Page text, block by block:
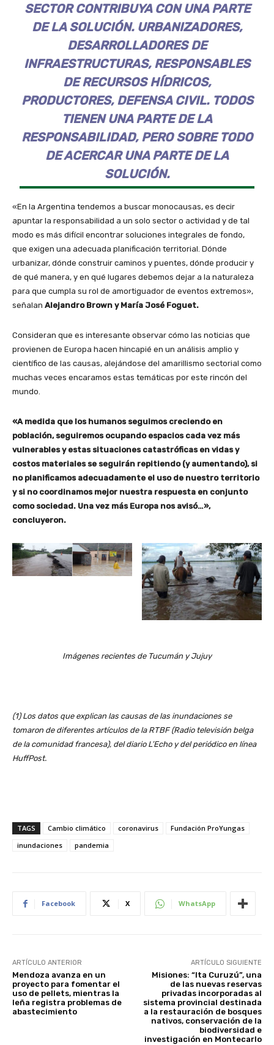
SECTOR CONTRIBUYA CON UNA PARTE
DE LA SOLUCIÓN. URBANIZADORES,
DESARROLLADORES DE
INFRAESTRUCTURAS, RESPONSABLES
DE RECURSOS HÍDRICOS,
PRODUCTORES, DEFENSA CIVIL. TODOS
TIENEN UNA PARTE DE LA
RESPONSABILIDAD, PERO SOBRE TODO
DE ACERCAR UNA PARTE DE LA
SOLUCIÓN.
«En la Argentina tendemos a buscar monocausas, es decir
apuntar la responsabilidad a un solo sector o actividad y de tal
modo es más difícil encontrar soluciones integrales de fondo,
que exigen una adecuada planificación territorial. Dónde
urbanizar, dónde construir caminos y puentes, dónde producir y
de qué manera, y en qué lugares debemos dejar a la naturaleza
para que cumpla su rol de amortiguador de eventos extremos»,
señalan Alejandro Brown y María José Foguet.
Consideran que es interesante observar cómo las noticias que
provienen de Europa hacen hincapié en un análisis amplio y
científico de las causas, alejándose del amarillismo sectorial como
muchas veces encaramos estas temáticas por este rincón del
mundo.
«A medida que los humanos seguimos creciendo en
población, seguiremos ocupando espacios cada vez más
vulnerables y estas situaciones catastróficas en vidas y
costos materiales se seguirán repitiendo (y aumentando), si
no planificamos adecuadamente el uso de nuestro territorio
y si no coordinamos mejor nuestra respuesta en conjunto
como sociedad. Una vez más Europa nos avisó…»,
concluyeron.
Imágenes recientes de Tucumán y Jujuy
(1) Los datos que explican las causas de las inundaciones se
tomaron de diferentes artículos de la RTBF (Radio televisión belga
de la comunidad francesa), del diario L’Echo y del periódico en línea
HuffPost.
TAGS Cambio climático coronavirus
Fundación ProYungas
inundaciones
pandemia
Facebook X WhatsApp
ARTÍCULO ANTERIOR
Mendoza avanza en un
proyecto para fomentar el
uso de pellets, mientras la
leña registra problemas de
abastecimiento
ARTÍCULO SIGUIENTE
Misiones: “Ita Curuzú”, una
de las nuevas reservas
privadas incorporadas al
sistema provincial destinada
a la restauración de bosques
nativos, conservación de la
biodiversidad e
investigación en Montecarlo